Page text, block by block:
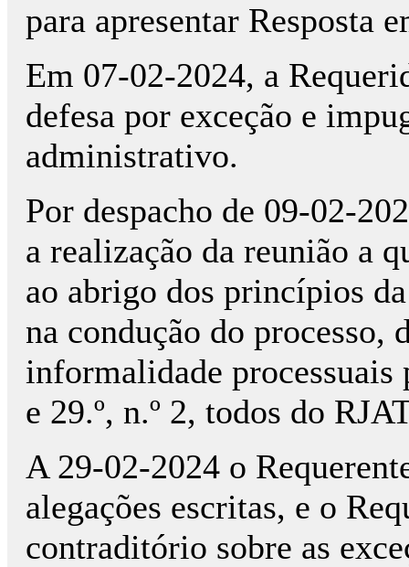
para apresentar Resposta
Em 07-02-2024, a
defesa por exceção e
administrativo.
Por despacho de 09-02-
a realização da reunião a
ao abrigo dos princípios
na condução do
informalidade processuais
e 29.º, n.º 2, todos do
A 29-02-2024 o
alegações escritas, e o
contraditório sobre as